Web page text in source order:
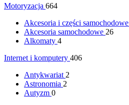
Motoryzacja 664
Akcesoria i części samochodowe
Akcesoria samochodowe 26
Alkomaty 4
Internet i komputery 406
Antykwariat 2
Astronomia 2
Autyzm 0